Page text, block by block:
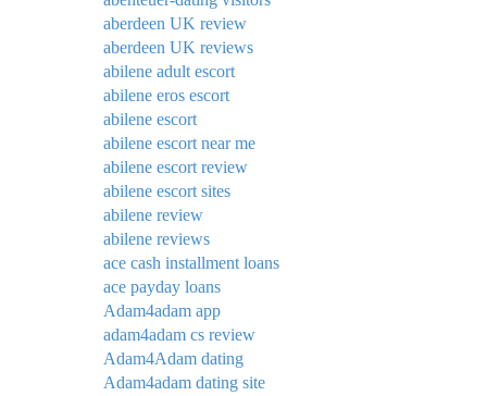
aberdeen UK review
aberdeen UK reviews
abilene adult escort
abilene eros escort
abilene escort
abilene escort near me
abilene escort review
abilene escort sites
abilene review
abilene reviews
ace cash installment loans
ace payday loans
Adam4adam app
adam4adam cs review
Adam4Adam dating
Adam4adam dating site